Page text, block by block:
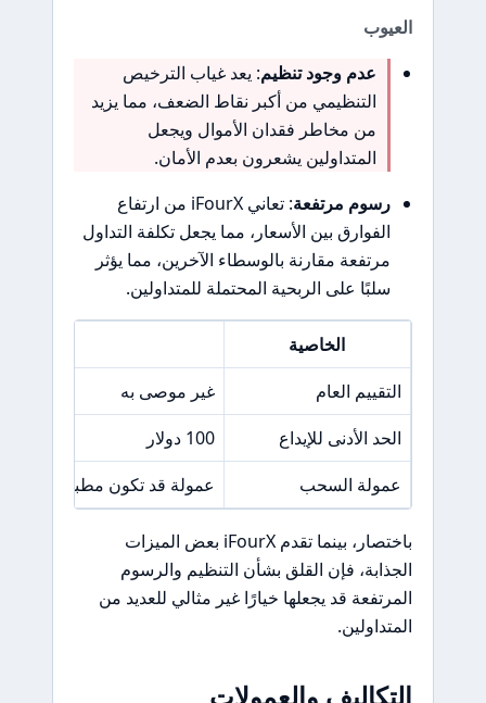
العيوب
عدم وجود تنظيم: يعد غياب الترخيص
التنظيمي من أكبر نقاط الضعف، مما يزيد
من مخاطر فقدان الأموال ويجعل
المتداولين يشعرون بعدم الأمان.
رسوم مرتفعة
: تعاني iFourX من ارتفاع
الفوارق بين الأسعار، مما يجعل تكلفة التداول
مرتفعة مقارنة بالوسطاء الآخرين، مما يؤثر
سلبًا على الربحية المحتملة للمتداولين.
الخاصية
التقييم العام
غير موصى به
الحد الأدنى للإيداع
100 دولار
عمولة السحب
عمولة قد تكون مطبقة حسب
باختصار، بينما تقدم iFourX بعض الميزات
الجذابة، فإن القلق بشأن التنظيم والرسوم
المرتفعة قد يجعلها خيارًا غير مثالي للعديد من
المتداولين.
التكاليف والعمولات